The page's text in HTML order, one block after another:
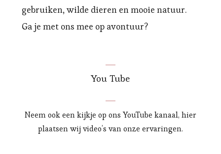
gebruiken, wilde dieren en mooie natuur.
Ga je met ons mee op avontuur?
You Tube
Neem ook een kijkje op ons YouTube kanaal, hier
plaatsen wij video’s van onze ervaringen.